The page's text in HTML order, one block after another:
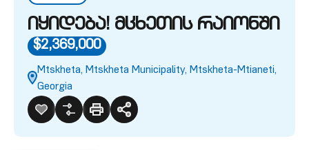
იყიდება! მცხეთის რაიონში
$2,369,000
Mtskheta, Mtskheta Municipality, Mtskheta-Mtianeti,
Georgia